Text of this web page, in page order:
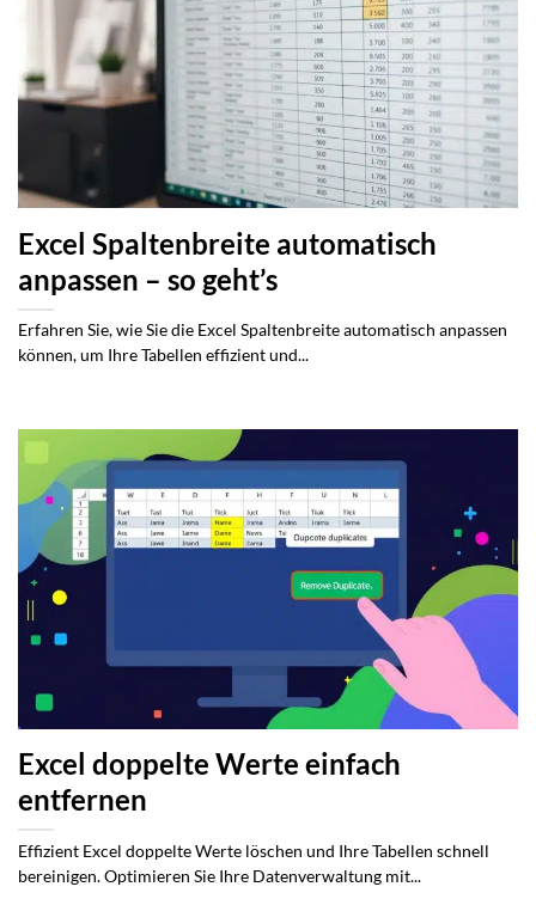
Excel Spaltenbreite automatisch
anpassen – so geht’s
Erfahren Sie, wie Sie die Excel Spaltenbreite automatisch anpassen
können, um Ihre Tabellen effizient und...
Excel doppelte Werte einfach
entfernen
Effizient Excel doppelte Werte löschen und Ihre Tabellen schnell
bereinigen. Optimieren Sie Ihre Datenverwaltung mit...